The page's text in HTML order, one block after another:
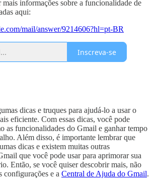
mais informações sobre a funcionalidade de
aqui:
mail/answer/9214606?hl=pt-BR
Inscreva-se
dicas e truques para ajudá-lo a usar o
eficiente. Com essas dicas, você pode
as funcionalidades do Gmail e ganhar tempo
Além disso, é importante lembrar que
dicas e existem muitas outras
que você pode usar para aprimorar sua
Então, se você quiser descobrir mais, não
configurações e a Central de Ajuda do Gmail.